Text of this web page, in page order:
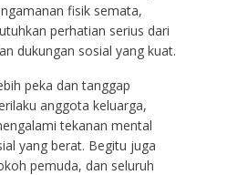
fisik semata,
perhatian serius dari
dukungan sosial yang kuat.
peka dan tanggap
anggota keluarga,
tekanan mental
yang berat. Begitu juga
pemuda, dan seluruh